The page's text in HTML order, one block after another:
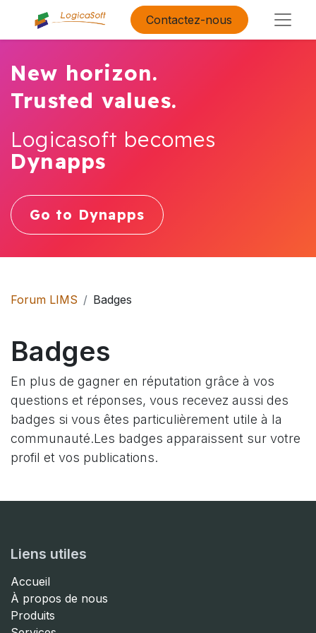
Contactez-nous
New horizon.
Trusted values.
Logicasoft becomes
Dynapps
Go to Dynapps
Forum LIMS Badges
Badges
En plus de gagner en réputation grâce à vos
questions et réponses, vous recevez aussi des
badges si vous êtes particulièrement utile à la
communauté.Les badges apparaissent sur votre
profil et vos publications.
Liens utiles
Accueil
À propos de nous
Produits